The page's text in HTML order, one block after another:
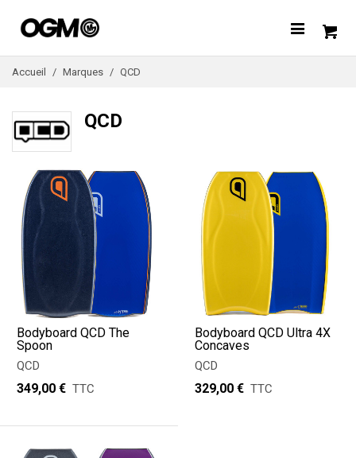
Accueil / Marques / QCD
QCD
Bodyboard QCD The
Spoon
QCD
349,00 € TTC
Bodyboard QCD Ultra 4X
Concaves
QCD
329,00 € TTC